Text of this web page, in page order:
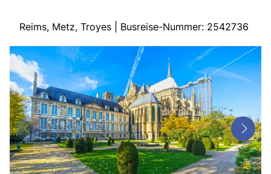
Start
Mehrtagesreisen
Tagesreisen
Bus anmieten
Service
Kontakt
Reims, Metz, Troyes | Busreise-Nummer: 2542736